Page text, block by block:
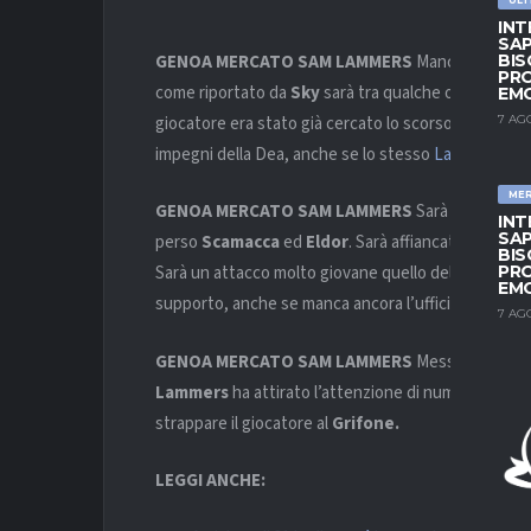
7
7
GENOA MERCATO SAM LAMMERS Manca solo
come riportato da Skysarà tra qualche ora il
giocatore era stato già cercato lo scorso
Gennaio
impegni della Dea, anche se lo stesso Lammers
GENOA MERCATO SAM LAMMERSSarà la nuova
perso Scamaccaed Eldor. Sarà affiancato da
Sarà un attacco molto giovane quello del
Genoa
supporto, anche se manca ancora l’ufficialità del
GENOA MERCATO SAM LAMMERS Messosi in luce
Lammersha attirato l’attenzione di numerosi club
strappare il giocatore alGrifone.
LEGGI ANCHE: